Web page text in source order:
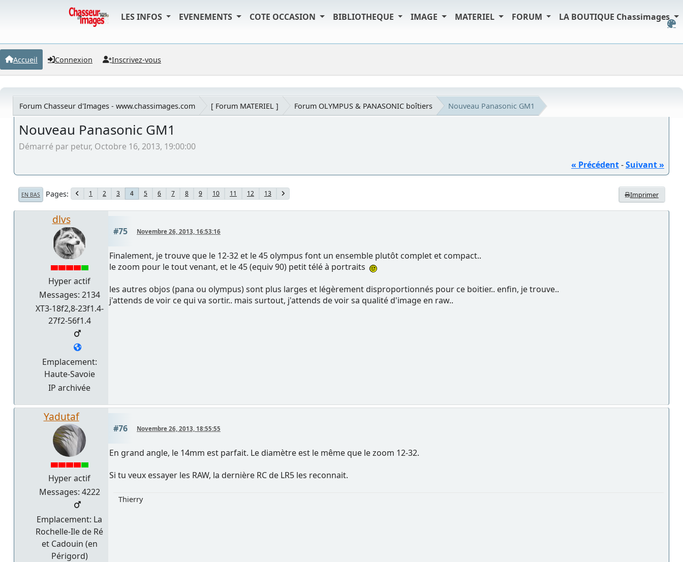
LES INFOS EVENEMENTS COTE OCCASION BIBLIOTHEQUE IMAGE MATERIEL FORUM LA BOUTIQUE Chassimages
Accueil Connexion Inscrivez-vous
Forum Chasseur d'Images - www.chassimages.com [ Forum MATERIEL ] Forum OLYMPUS & PANASONIC boîtiers Nouveau Panasonic GM1
Nouveau Panasonic GM1
Démarré par petur, Octobre 16, 2013, 19:00:00
« Précédent-Suivant »
Imprimer
EN BAS Pages 1 2 3 4 5 6 7 8 9 10 11 12 13
dlvs
Hyper actif
Messages: 2134
XT3-18f2,8-23f1.4-
27f2-56f1.4
Emplacement:
Haute-Savoie
IP archivée
#75 Novembre 26, 2013, 16:53:16
Finalement, je trouve que le 12-32 et le 45 olympus font un ensemble plutôt complet et compact..
le zoom pour le tout venant, et le 45 (equiv 90) petit télé à portraits
les autres objos (pana ou olympus) sont plus larges et légèrement disproportionnés pour ce boitier.. enfin, je trouve..
j'attends de voir ce qui va sortir.. mais surtout, j'attends de voir sa qualité d'image en raw..
Yadutaf
Hyper actif
Messages: 4222
Emplacement: La
Rochelle-Ile de Ré
et Cadouin (en
Périgord)
#76 Novembre 26, 2013, 18:55:55
En grand angle, le 14mm est parfait. Le diamètre est le même que le zoom 12-32.
Si tu veux essayer les RAW, la dernière RC de LR5 les reconnait.
Thierry